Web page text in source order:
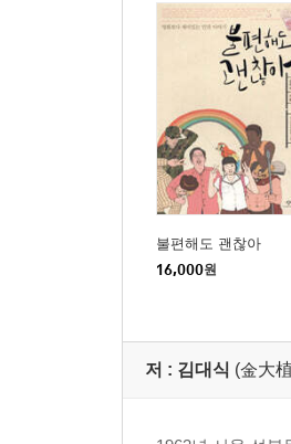
불편해도 괜찮아
16,000원
저 : 김대식 (金大